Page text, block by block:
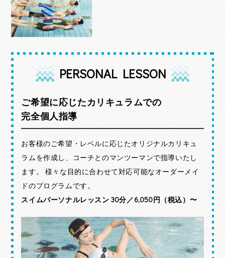
PERSONAL LESSON
ご希望に応じたカリキュラムでの
完全個人指導
お客様のご希望・レベルに応じたオリジナルカリキュ
ラムを作成し、コーチとのマンツーマンで指導いたし
ます。
様々な目的に合わせて対応可能なオーダーメイ
ドのプログラムです。
スイムパーソナルレッスン 30分／6,050円（税込）〜